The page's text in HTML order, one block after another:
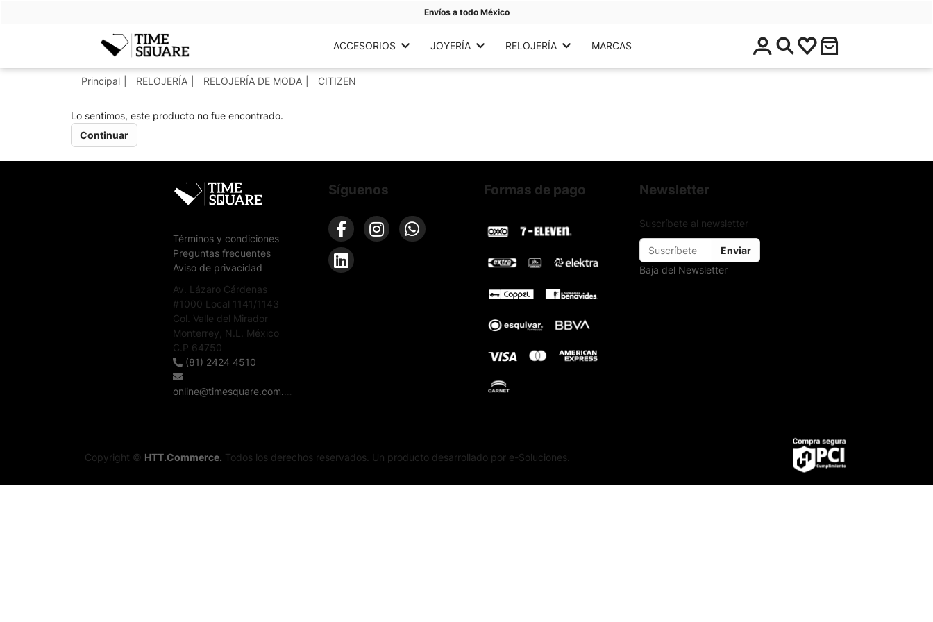
Envíos a todo México
Timesquare ACCESORIOS JOYERÍA RELOJERÍA MARCAS
$
0
.
Principal RELOJERÍA RELOJERÍA DE MODA CITIZEN
Lo sentimos, este producto no fue encontrado.
Continuar
Términos y condiciones
Preguntas frecuentes
Aviso de privacidad
Av. Lázaro Cárdenas
#1000 Local 1141/1143
Col. Valle del Mirador
Monterrey, N.L. México
C.P 64750
(81) 2424 4510
online@timesquare.com.mx
Síguenos Formas de pago Newsletter
Suscríbete al newsletter
Enviar
Baja del Newsletter
Copyright © HTT.Commerce. Todos los derechos reservados. Un producto desarrollado por e-Soluciones.